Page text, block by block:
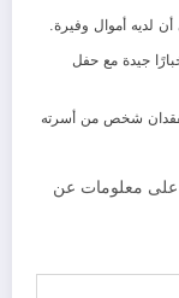
لديه أموال وفيرة.
جيدة مع حفل
شخص من أسرته
على معلومات عن